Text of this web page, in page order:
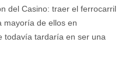
del Casino: traer el ferrocarril
mayoría de ellos en
todavía tardaría en ser una